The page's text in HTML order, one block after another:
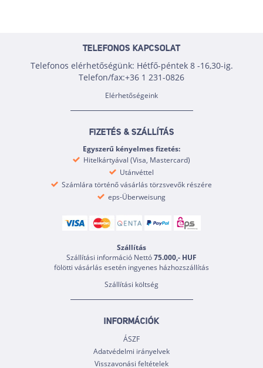
TELEFONOS KAPCSOLAT
Telefonos elérhetőségünk: Hétfő-péntek 8 -16,30-ig.
Telefon/fax:+36 1 231-0826
Elérhetőségeink
FIZETÉS & SZÁLLÍTÁS
Egyszerű kényelmes fizetés:
Hitelkártyával (Visa, Mastercard)
Utánvéttel
Számlára történő vásárlás törzsvevők részére
eps-Überweisung
Szállítás
Szállítási információ Nettó75.000,- HUF
fölötti vásárlás esetén ingyenes házhozszállítás
Szállítási költség
INFORMÁCIÓK
ÁSZF
Adatvédelmi irányelvek
Visszavonási feltételek